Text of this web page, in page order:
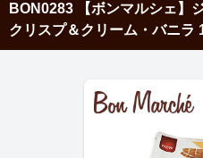
BON0283 【ボンマルシェ】
クリスプ＆クリーム・バニラ